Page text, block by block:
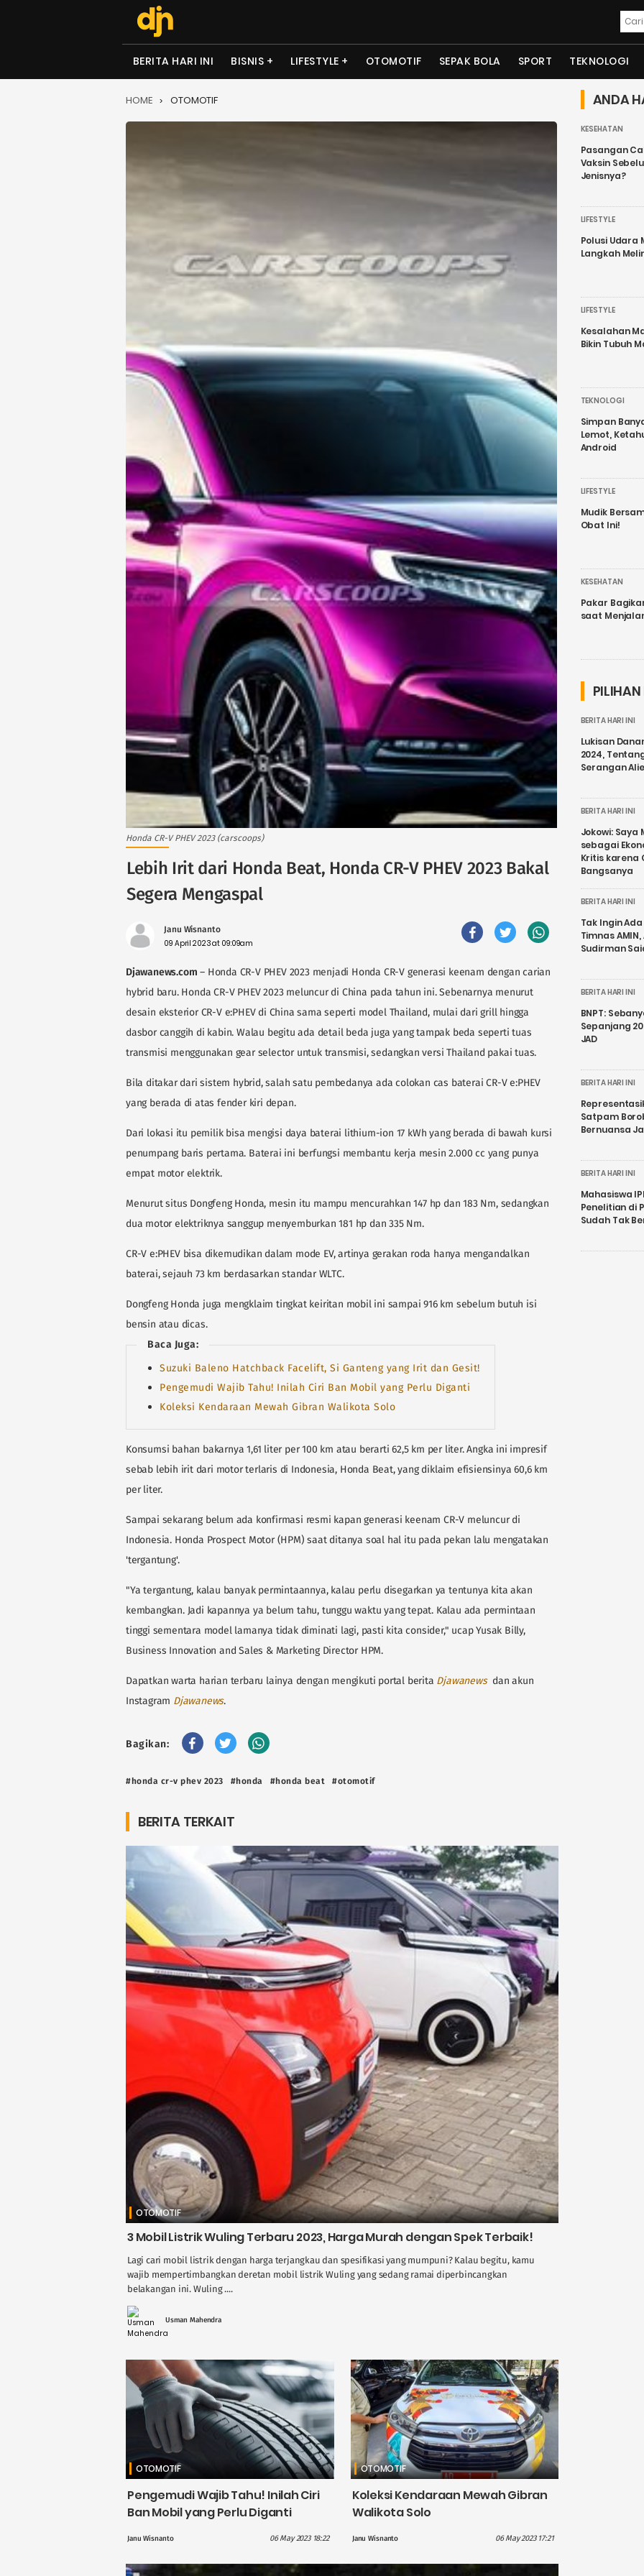
BERITA HARI INI BISNIS LIFESTYLE OTOMOTIF SEPAK BOLA SPORT TEKNOLOGI
HOME OTOMOTIF
Honda CR-V PHEV 2023 (carscoops)
Lebih Irit dari Honda Beat, Honda CR-V PHEV 2023 Bakal
Segera Mengaspal
Janu Wisnanto
09 April 2023 at 09:09am
Djawanews.com – Honda CR-V PHEV 2023 menjadi Honda CR-V generasi keenam dengan carian
hybrid baru. Honda CR-V PHEV 2023 meluncur di China pada tahun ini. Sebenarnya menurut
desain eksterior CR-V e:PHEV di China sama seperti model Thailand, mulai dari grill hingga
dasbor canggih di kabin. Walau begitu ada detail beda juga yang tampak beda seperti tuas
transmisi menggunakan gear selector untuk transmisi, sedangkan versi Thailand pakai tuas.
Bila ditakar dari sistem hybrid, salah satu pembedanya ada colokan cas baterai CR-V e:PHEV
yang berada di atas fender kiri depan.
Dari lokasi itu pemilik bisa mengisi daya baterai lithium-ion 17 kWh yang berada di bawah kursi
penumpang baris pertama. Baterai ini berfungsi membantu kerja mesin 2.000 cc yang punya
empat motor elektrik.
Menurut situs Dongfeng Honda, mesin itu mampu mencurahkan 147 hp dan 183 Nm, sedangkan
dua motor elektriknya sanggup menyemburkan 181 hp dan 335 Nm.
CR-V e:PHEV bisa dikemudikan dalam mode EV, artinya gerakan roda hanya mengandalkan
baterai, sejauh 73 km berdasarkan standar WLTC.
Dongfeng Honda juga mengklaim tingkat keiritan mobil ini sampai 916 km sebelum butuh isi
bensin atau dicas.
Baca Juga:
Suzuki Baleno Hatchback Facelift, Si Ganteng yang Irit dan Gesit!
Pengemudi Wajib Tahu! Inilah Ciri Ban Mobil yang Perlu Diganti
Koleksi Kendaraan Mewah Gibran Walikota Solo
Konsumsi bahan bakarnya 1,61 liter per 100 km atau berarti 62,5 km per liter. Angka ini impresif
sebab lebih irit dari motor terlaris di Indonesia, Honda Beat, yang diklaim efisiensinya 60,6 km
per liter.
Sampai sekarang belum ada konfirmasi resmi kapan generasi keenam CR-V meluncur di
Indonesia. Honda Prospect Motor (HPM) saat ditanya soal hal itu pada pekan lalu mengatakan
'tergantung'.
"Ya tergantung, kalau banyak permintaannya, kalau perlu disegarkan ya tentunya kita akan
kembangkan. Jadi kapannya ya belum tahu, tunggu waktu yang tepat. Kalau ada permintaan
tinggi sementara model lamanya tidak diminati lagi, pasti kita consider," ucap Yusak Billy,
Business Innovation and Sales & Marketing Director HPM.
Dapatkan warta harian terbaru lainya dengan mengikuti portal berita Djawanewsdan akun
Instagram Djawanews.
Bagikan:
#honda cr-v phev 2023 #honda #honda beat #otomotif
BERITA TERKAIT
OTOMOTIF
3 Mobil Listrik Wuling Terbaru 2023, Harga Murah dengan Spek Terbaik!
Lagi cari mobil listrik dengan harga terjangkau dan spesifikasi yang mumpuni? Kalau begitu, kamu
wajib mempertimbangkan deretan mobil listrik Wuling yang sedang ramai diperbincangkan
belakangan ini. Wuling ....
Usman Mahendra
OTOMOTIF
Pengemudi Wajib Tahu! Inilah Ciri
Ban Mobil yang Perlu Diganti
Janu Wisnanto 06 May 2023 18:22
OTOMOTIF
Koleksi Kendaraan Mewah Gibran
Walikota Solo
Janu Wisnanto 06 May 2023 17:21
ANDA
KESEHATAN
Pasangan
Vaksin
Jenisnya?
LIFESTYLE
Polusi Udara
Langkah
LIFESTYLE
Kesalahan
Bikin Tubuh
TEKNOLOGI
Simpan
Lemot,
Android
LIFESTYLE
Mudik
Obat Ini!
KESEHATAN
Pakar
saat
PILIHAN
BERITA HARI INI
Lukisan
2024,
Serangan
BERITA HARI INI
Jokowi: Saya
sebagai
Kritis karena
Bangsanya
BERITA HARI INI
Tak Ingin
Timnas
Sudirman
BERITA HARI INI
BNPT:
Sepanjang
JAD
BERITA HARI INI
Satpam
Bernuansa
BERITA HARI INI
Mahasiswa
Penelitian di
Sudah Tak